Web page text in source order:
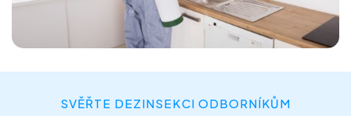
SVĚŘTE DEZINSEKCI ODBORNÍKŮM